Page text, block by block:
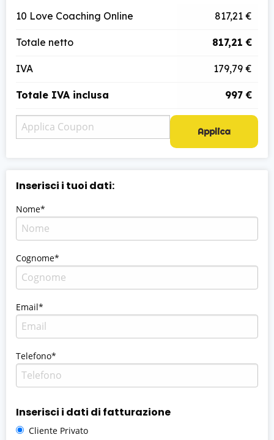
Inserisci i tuoi dati:
Nome*
Cognome*
Email*
Telefono*
Inserisci i dati di fatturazione
Cliente Privato
10 Love Coaching Online 817,21 €
Totale netto 817,21 €
IVA 179,79 €
Totale IVA inclusa 997 €
Applica